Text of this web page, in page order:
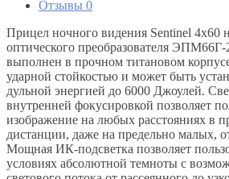
Отзывы 0
Прицел ночного видения Sentinel 4х60
оптического преобразователя
выполнен в прочном титановом
ударной стойкостью и может быть
дульной энергией до 6000 Джоулей.
внутренней фокусировкой позволяет
изображение на любых расстояниях в
дистанции, даже на предельно малых,
Мощная ИК-подсветка позволяет
условиях абсолютной темноты с